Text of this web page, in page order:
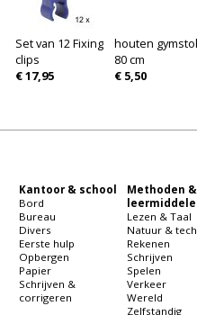
Set van 12 Fixing
clips
€ 17,95
houten
80 cm
€ 5,50
Kantoor & school
Bord
Bureau
Divers
Eerste hulp
Opbergen
Papier
Schrijven &
corrigeren
Methoden &
Lezen & Taal
Natuur &
Rekenen
Schrijven
Spelen
Verkeer
Wereld
Zelfstandig